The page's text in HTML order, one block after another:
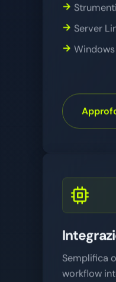
Server
Semplifica
workflow